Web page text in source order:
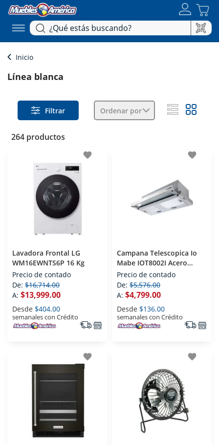
Inicio
Línea blanca
Filtrar Ordenar por
264 productos
favorite
Lavadora Frontal LG
WM16EWNTS6P 16 Kg
Precio de contado
De: $16,714.00
A: $13,999.00
Desde $404.00
semanales con Crédito
favorite
Campana Telescopica Io
Mabe IOT8002I Acero
Inoxidable
Precio de contado
De: $5,576.00
A: $4,799.00
Desde $136.00
semanales con Crédito
favorite favorite